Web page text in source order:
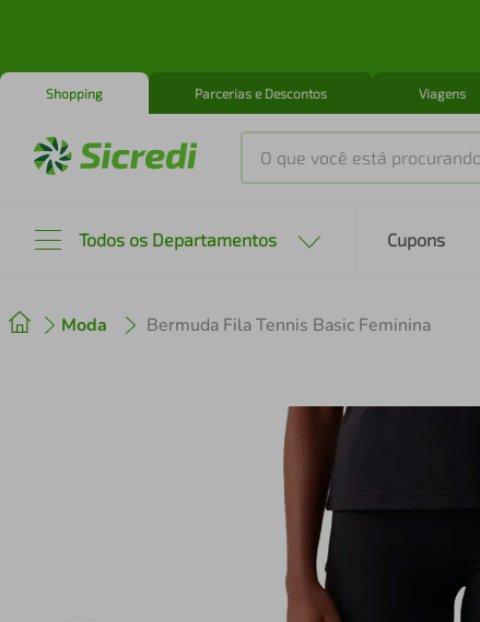
Shopping Parcerias e Descontos Viagens
O que você está procurando?
Todos os Departamentos Cupons
Moda Bermuda Fila Tennis Basic Feminina
2 º cafeteira
air fryer
iphone